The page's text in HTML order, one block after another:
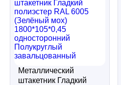
Металлический
штакетник Гладкий